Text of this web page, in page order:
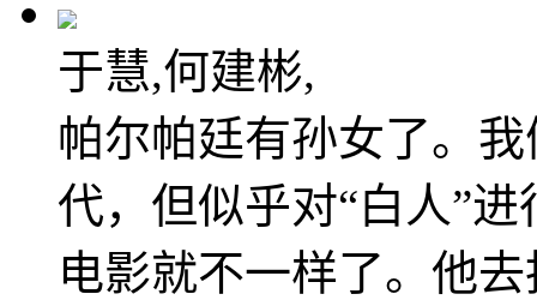
于慧,何建彬,
帕尔帕廷有孙女了。
代，但似乎对“白人”
电影就不一样了。他